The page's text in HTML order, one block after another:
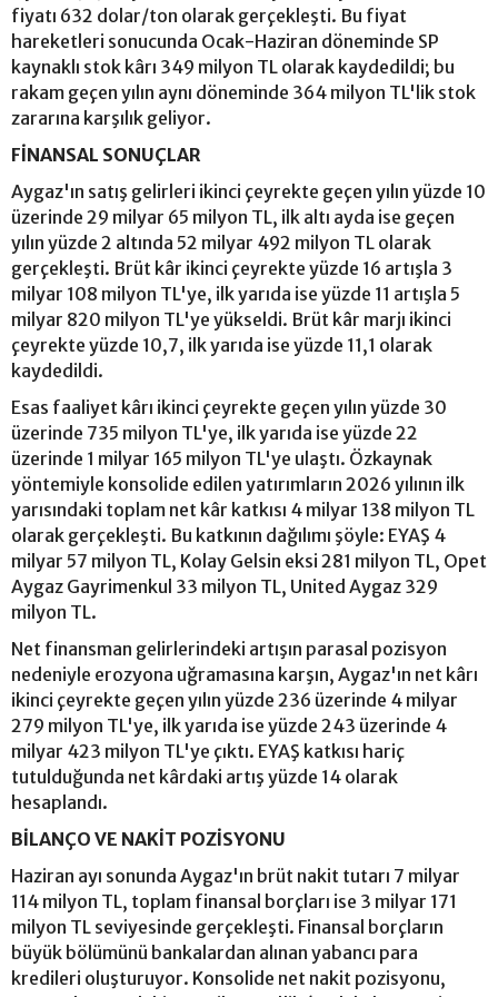
fiyatı 632 dolar/ton olarak gerçekleşti. Bu fiyat
hareketleri sonucunda Ocak-Haziran döneminde SP
kaynaklı stok kârı 349 milyon TL olarak kaydedildi; bu
rakam geçen yılın aynı döneminde 364 milyon TL'lik stok
zararına karşılık geliyor.
FİNANSAL SONUÇLAR
Aygaz'ın satış gelirleri ikinci çeyrekte geçen yılın yüzde 10
üzerinde 29 milyar 65 milyon TL, ilk altı ayda ise geçen
yılın yüzde 2 altında 52 milyar 492 milyon TL olarak
gerçekleşti. Brüt kâr ikinci çeyrekte yüzde 16 artışla 3
milyar 108 milyon TL'ye, ilk yarıda ise yüzde 11 artışla 5
milyar 820 milyon TL'ye yükseldi. Brüt kâr marjı ikinci
çeyrekte yüzde 10,7, ilk yarıda ise yüzde 11,1 olarak
kaydedildi.
Esas faaliyet kârı ikinci çeyrekte geçen yılın yüzde 30
üzerinde 735 milyon TL'ye, ilk yarıda ise yüzde 22
üzerinde 1 milyar 165 milyon TL'ye ulaştı. Özkaynak
yöntemiyle konsolide edilen yatırımların 2026 yılının ilk
yarısındaki toplam net kâr katkısı 4 milyar 138 milyon TL
olarak gerçekleşti. Bu katkının dağılımı şöyle: EYAŞ 4
milyar 57 milyon TL, Kolay Gelsin eksi 281 milyon TL, Opet
Aygaz Gayrimenkul 33 milyon TL, United Aygaz 329
milyon TL.
Net finansman gelirlerindeki artışın parasal pozisyon
nedeniyle erozyona uğramasına karşın, Aygaz'ın net kârı
ikinci çeyrekte geçen yılın yüzde 236 üzerinde 4 milyar
279 milyon TL'ye, ilk yarıda ise yüzde 243 üzerinde 4
milyar 423 milyon TL'ye çıktı. EYAŞ katkısı hariç
tutulduğunda net kârdaki artış yüzde 14 olarak
hesaplandı.
BİLANÇO VE NAKİT POZİSYONU
Haziran ayı sonunda Aygaz'ın brüt nakit tutarı 7 milyar
114 milyon TL, toplam finansal borçları ise 3 milyar 171
milyon TL seviyesinde gerçekleşti. Finansal borçların
büyük bölümünü bankalardan alınan yabancı para
kredileri oluşturuyor. Konsolide net nakit pozisyonu,